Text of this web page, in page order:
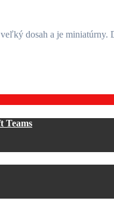
dosah a je
Teams